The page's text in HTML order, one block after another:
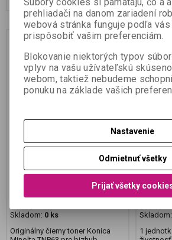
Čierny toner vratný TNP-
63 pre bizhub 4052/4752
Katalógové číslo:
Skladom: 0 ks
Originálny čierny toner Konica
pre
C301i,
360i,
Skladom:
1
prehliadači na danom zariadení
webová stránka funguje podľa
prispôsobiť vašim preferenciám.
Blokovanie niektorých typov
vplyv na vašu užívateľskú
webom, taktiež nebudeme
ponuku na základe vašich
Nastavenie
Odmietnuť všetky
Prijať všetky